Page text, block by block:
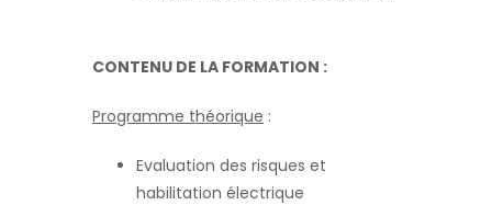
CONTENU DE LA FORMATION :
Programme théorique :
Evaluation des risques et
habilitation électrique